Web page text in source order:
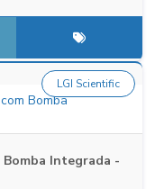
Bomba Integrada -
LGI Scientific